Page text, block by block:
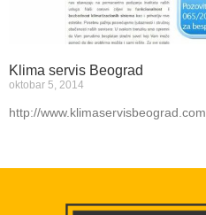
Klima servis Beograd
oktobar 5, 2014
http://www.klimaservisbeograd.com